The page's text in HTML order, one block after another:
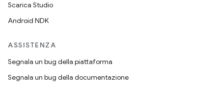
Scarica Studio
Android NDK
ASSISTENZA
Segnala un bug della piattaforma
Segnala un bug della documentazione